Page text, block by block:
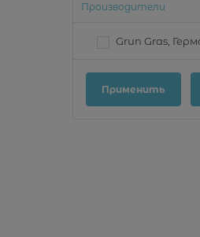
Производители
Grun Gras,